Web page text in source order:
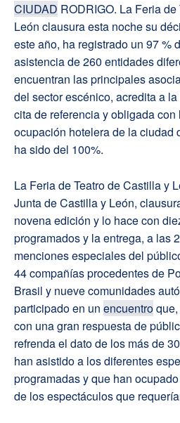
CIUDAD RODRIGO. La Feria
León clausura esta noche su
este año, ha registrado un 97 %
asistencia de 260 entidades
encuentran las principales
del sector escénico, acredita a
cita de referencia y obligada
ocupación hotelera de la ciudad
ha sido del 100%.
La Feria de Teatro de Castilla y
Junta de Castilla y León,
novena edición y lo hace con
programados y la entrega, a las
menciones especiales del
44 compañías procedentes de
Brasil y nueve comunidades
participado en un encuentro
con una gran respuesta de
refrenda el dato de los más de
han asistido a los diferentes
programadas y que han
de los espectáculos que